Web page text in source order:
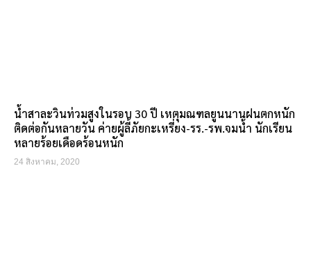
น้ำสาละวินท่วมสูงในรอบ 30 ปี เหตุมณฑลยูนนานฝนตกหนัก
ติดต่อกันหลายวัน ค่ายผู้ลี้ภัยกะเหรี่ยง-รร.-รพ.จมน้ำ นักเรียน
หลายร้อยเดือดร้อนหนัก
24 สิงหาคม, 2020